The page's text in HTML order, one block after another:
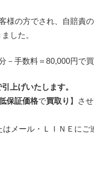
様の方でされ、自賠責
した。
－手数料 ＝80,000円で
上げいたします。
保証価格で買取り 】さ
はメール・ＬＩＮＥにご